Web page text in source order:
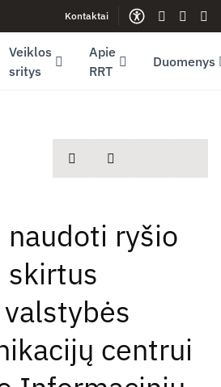
window)Kontaktai
Gestų
Veiklos
sritys
Apie
RRT
Duomenys
spausdintiDalintis
naudoti ryšio
skirtus
centrui